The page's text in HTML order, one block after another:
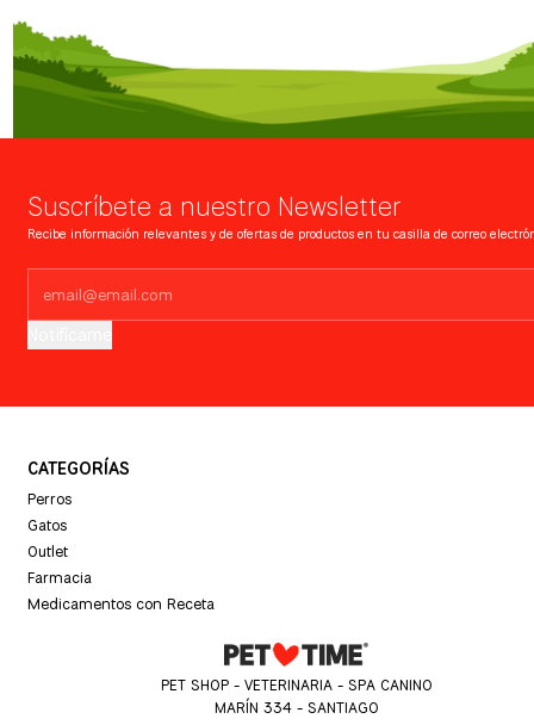
Suscríbete a nuestro Newsletter
Recibe información relevantes y de ofertas de productos en tu casilla de correo
CATEGORÍAS
Perros
Gatos
Outlet
Farmacia
Medicamentos con Receta
PET SHOP - VETERINARIA - SPA CANINO
MARÍN 334 - SANTIAGO